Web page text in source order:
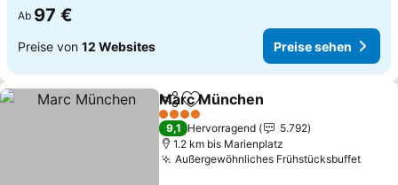
Ab 97 €
Preise von 12 Websites Preise sehen
TeilenZu Favoriten hinzufügen
Marc München
4 Sterne
9,1 Hervorragend
5.792
1.2 km bis Marienplatz
Außergewöhnliches Frühstücksbuffet